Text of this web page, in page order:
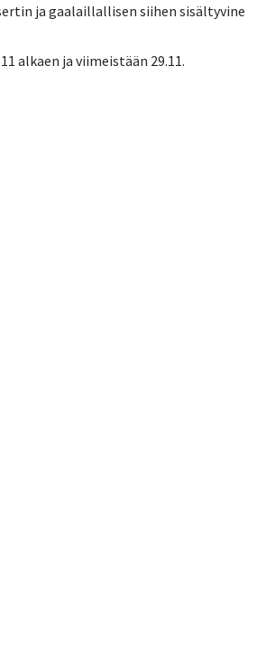
ja gaalaillallisen siihen sisältyvine
alkaen ja viimeistään 29.11.